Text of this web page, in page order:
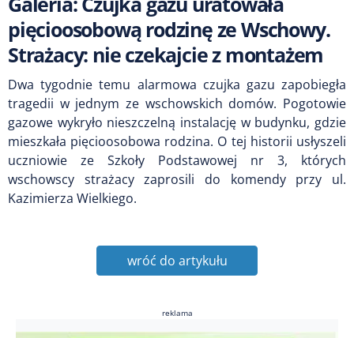
pięcioosobową rodzinę ze Wschowy.
Strażacy: nie czekajcie z montażem
Dwa tygodnie temu alarmowa czujka gazu zapobiegła
tragedii w jednym ze wschowskich domów. Pogotowie
gazowe wykryło nieszczelną instalację w budynku, gdzie
mieszkała pięcioosobowa rodzina. O tej historii usłyszeli
uczniowie ze Szkoły Podstawowej nr 3, których
wschowscy strażacy zaprosili do komendy przy ul.
Kazimierza Wielkiego.
wróć do artykułu
reklama